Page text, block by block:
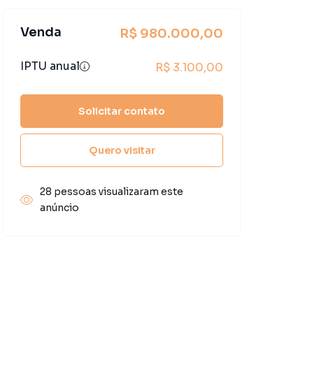
Venda R$ 980.000,00
IPTU anual R$ 3.100,00
Solicitar contato
Quero visitar
28 pessoas visualizaram este
anúncio